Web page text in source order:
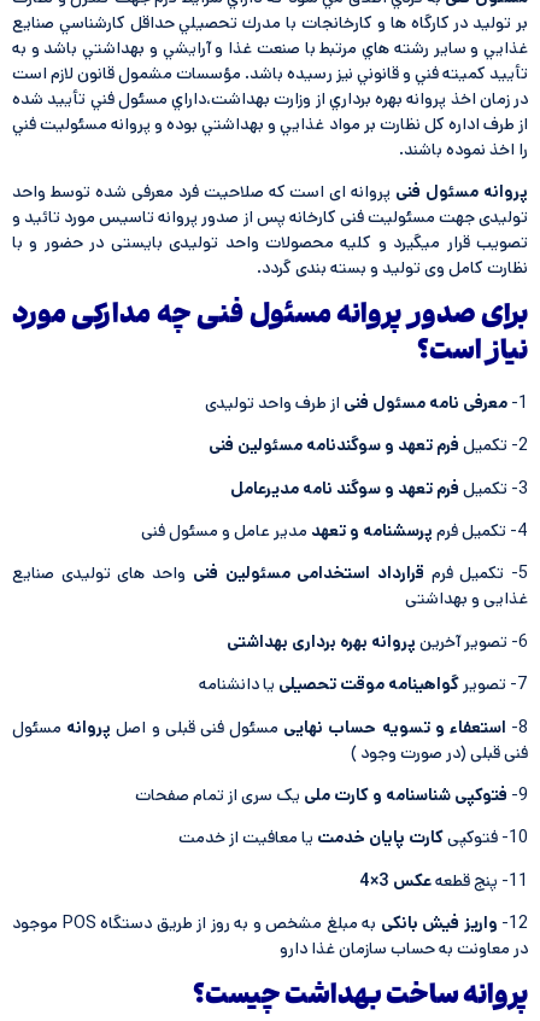
بر توليد در كارگاه ها و كارخانجات با مدرك تحصيلي حداقل كارشناسي صنايع
غذايي و ساير رشته هاي مرتبط با صنعت غذا و آرايشي و بهداشتي باشد و به
تأييد كميته فني و قانوني نیز رسیده باشد. مؤسسات مشمول قانون لازم است
در زمان اخذ پروانه بهره برداري از وزارت بهداشت،داراي مسئول فني تأييد شده
از طرف اداره كل نظارت بر مواد غذايي و بهداشتي بوده و پروانه مسئوليت فني
را اخذ نموده باشند.
پروانه مسئول فنیپروانه ای است كه صلاحیت فرد معرفی شده توسط واحد
تولیدی جهت مسئولیت فنی كارخانه پس از صدور پروانه تاسیس مورد تائید و
تصویب قرار میگیرد و كلیه محصولات واحد تولیدی بایستی در حضور و با
نظارت كامل وی تولید و بسته بندی گردد.
برای صدور پروانه مسئول فنی چه مدارکی مورد
نیاز است؟
معرفی نامه مسئول فنیاز طرف واحد تولیدی
2- تکمیل
فرم تعهد و سوگندنامه مسئولین فنی
3- تکمیل
فرم تعهد و سوگند نامه مدیرعامل
4- تکمیل فرم
پرسشنامه و تعهدمدیر عامل و مسئول فنی
5- تكمیل فرم
قرارداد استخدامی مسئولین فنیواحد های تولیدی صنایع
غذایی و بهداشتی
6- تصویر آخرین
پروانه بهره برداری بهداشتی
7- تصویر
گواهینامه موقت تحصیلییا دانشنامه
8-
استعفاء و تسویه حساب نهاییمسئول فنی قبلی و اصلپروانهمسئول
فنی قبلی (در صورت وجود )
9- فتوكپی شناسنامه و کارت ملییک سری از تمام صفحات
10- فتوكپی
كارت پایان خدمتیا معافیت از خدمت
11- پنج قطعه
عكس 3×4
12-
واریز فیش بانكی
به مبلغ مشخص و به روز از طریق دستگاه POS موجود
در معاونت به حساب سازمان غذا دارو
پروانه ساخت بهداشت چیست؟